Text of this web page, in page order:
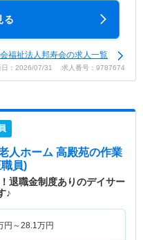
る
福祉法人邦寿会の求人一覧
日：2026/07/31 求人番号：9787674
人ホーム 高殿苑の作業
員)
退職金制度ありのデイサー
♪
円～28.1万円